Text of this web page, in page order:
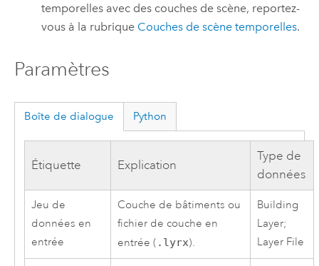
temporelles avec des couches de scène, reportez-
vous à la rubrique Couches de scène temporelles.
Paramètres
Boîte de dialogue Python
Étiquette Explication
Type de
données
Jeu de
données en
entrée
Couche de bâtiments ou
fichier de couche en
entrée ( .lyrx).
Building
Layer;
Layer File